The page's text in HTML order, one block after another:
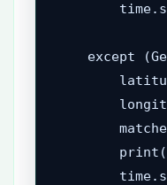
except